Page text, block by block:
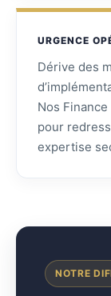
URGENCE
Dérive des
Nos
pour
expertise
NOTRE